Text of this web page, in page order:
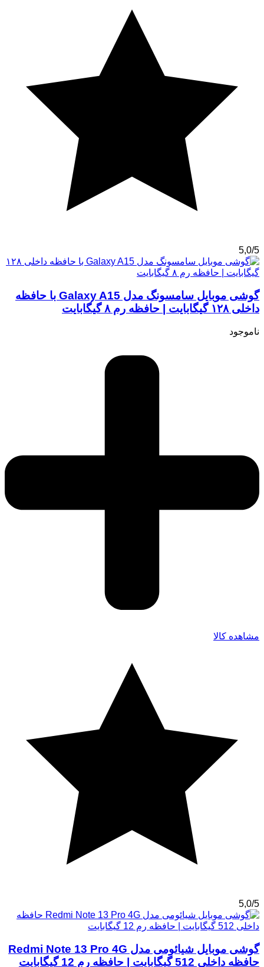
5,0/5
گوشی موبایل سامسونگ مدل Galaxy A15 با حافظه
داخلی ۱۲۸ گیگابایت | حافظه رم ۸ گیگابایت
ناموجود
مشاهده کالا
5,0/5
گوشی موبایل شیائومی مدل Redmi Note 13 Pro 4G
حافظه داخلی 512 گیگابایت | حافظه رم 12 گیگابایت